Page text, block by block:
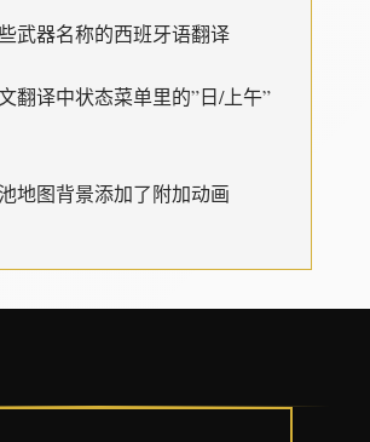
武器名称的西班牙语翻译
翻译中状态菜单里的”日/上午”
地图背景添加了附加动画